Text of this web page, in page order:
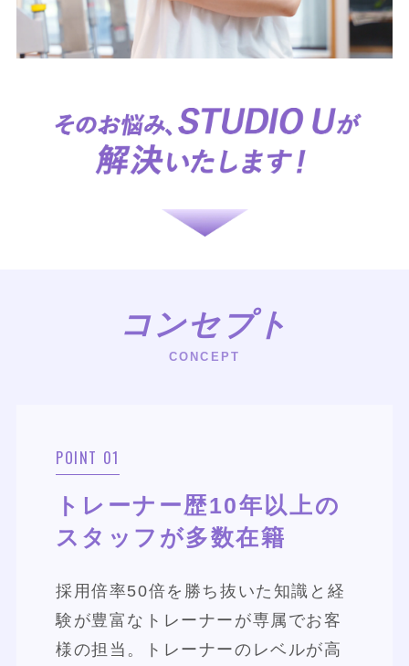
コンセプト
CONCEPT
POINT 01
トレーナー歴10年以上の
スタッフが多数在籍
採用倍率50倍を勝ち抜いた知識と経
験が豊富なトレーナーが専属でお客
様の担当。トレーナーのレベルが高